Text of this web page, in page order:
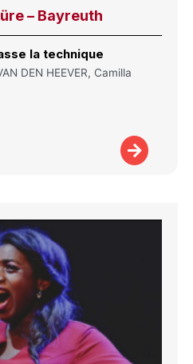
– Bayreuth
la technique
DEN HEEVER, Camilla